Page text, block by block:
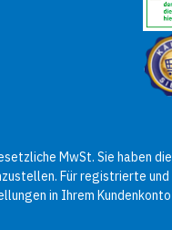
MwSt. Sie haben die
Für registrierte und
in Ihrem Kundenkonto